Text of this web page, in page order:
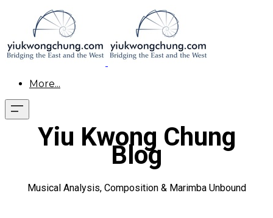
More...
Yiu Kwong Chung
Blog
Musical Analysis, Composition & Marimba Unbound